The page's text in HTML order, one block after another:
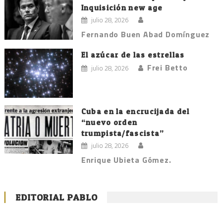
Inquisición new age
julio 28, 2026
Fernando Buen Abad Domínguez
El azúcar de las estrellas
julio 28, 2026 Frei Betto
Cuba en la encrucijada del
“nuevo orden
trumpista/fascista”
julio 28, 2026
Enrique Ubieta Gómez.
EDITORIAL PABLO